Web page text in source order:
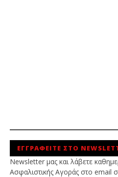
ΕΓΓΡΑΦΕΙΤΕ ΣΤΟ
Newsletter μας και λάβετε
Ασφαλιστικής Αγοράς στο email